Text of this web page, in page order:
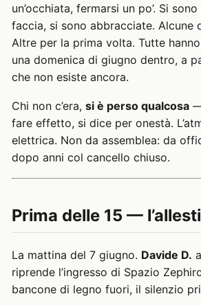
un’occhiata, fermarsi un po’. Si
faccia, si sono abbracciate. Alcune
Altre per la prima volta. Tutte
una domenica di giugno dentro, a
che non esiste ancora.
Chi non c’era, si è perso qualcosa
fare effetto, si dice per onestà.
elettrica. Non da assemblea: da
dopo anni col cancello chiuso.
Prima delle 15 —
La mattina del 7 giugno. Davide D.
riprende l’ingresso di Spazio
bancone di legno fuori, il silenzio